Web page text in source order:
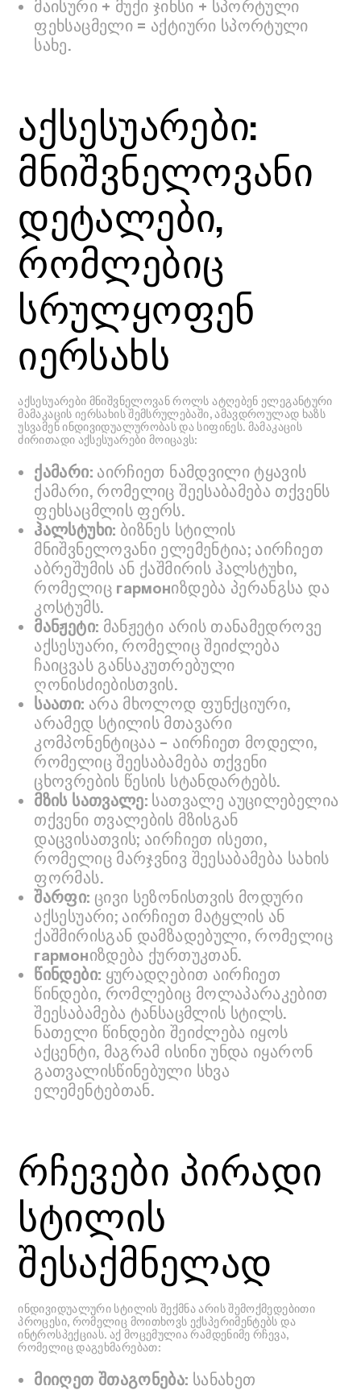
მაისური + მუქი ჯინსი + სპორტული
ფეხსაცმელი = აქტიური სპორტული
სახე.
აქსესუარები:
მნიშვნელოვანი
დეტალები,
რომლებიც
სრულყოფენ
იერსახს
აქსესუარები მნიშვნელოვან როლს ატღებენ ელეგანტური
მამაკაცის იერსახის შემსრულებაში, ამავდროულად ხაზს
უსვამენ ინდივიდუალურობას და სიფინეს. მამაკაცის
ძირითადი აქსესუარები მოიცავს:
ქამარი:აირჩიეთ ნამდვილი ტყავის
ქამარი, რომელიც შეესაბამება თქვენს
ფეხსაცმლის ფერს.
ჰალსტუხი: ბიზნეს სტილის
მნიშვნელოვანი ელემენტია; აირჩიეთ
აბრეშუმის ან ქაშმირის ჰალსტუხი,
რომელიც гармонიზდება პერანგსა და
კოსტუმს.
მანჟეტი: მანჟეტი არის თანამედროვე
აქსესუარი, რომელიც შეიძლება
ჩაიცვას განსაკუთრებული
ღონისძიებისთვის.
საათი: არა მხოლოდ ფუნქციური,
არამედ სტილის მთავარი
კომპონენტიცაა – აირჩიეთ მოდელი,
რომელიც შეესაბამება თქვენი
ცხოვრების წესის სტანდარტებს.
მზის სათვალე: სათვალე აუცილებელია
თქვენი თვალების მზისგან
დაცვისათვის; აირჩიეთ ისეთი,
რომელიც მარჯვნივ შეესაბამება სახის
ფორმას.
შარფი: ცივი სეზონისთვის მოდური
აქსესუარი; აირჩიეთ მატყლის ან
ქაშმირისგან დამზადებული, რომელიც
гармонიზდება ქურთუკთან.
წინდები: ყურადღებით აირჩიეთ
წინდები, რომლებიც მოლაპარაკებით
შეესაბამება ტანსაცმლის სტილს.
ნათელი წინდები შეიძლება იყოს
აქცენტი, მაგრამ ისინი უნდა იყარონ
გათვალისწინებული სხვა
ელემენტებთან.
რჩევები პირადი
სტილის
შესაქმნელად
ინდივიდუალური სტილის შექმნა არის შემოქმედებითი
პროცესი, რომელიც მოითხოვს ექსპერიმენტებს და
ინტროსპექციას. აქ მოცემულია რამდენიმე რჩევა,
რომელიც დაგეხმარებათ:
მიიღეთ შთაგონება: სანახეთ